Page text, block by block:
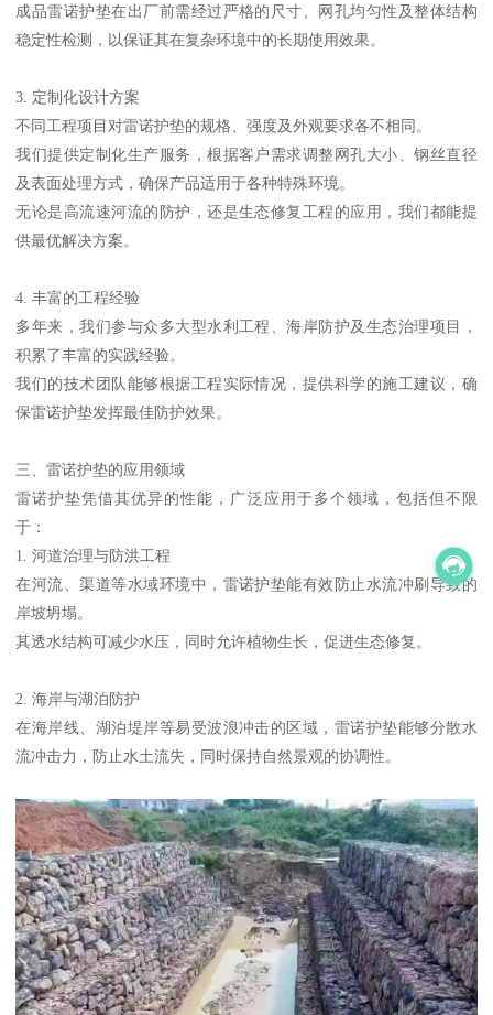
成品雷诺护垫在出厂前需经过严格的尺寸、网孔均匀性及整体结构
稳定性检测，以保证其在复杂环境中的长期使用效果。
3. 定制化设计方案
不同工程项目对雷诺护垫的规格、强度及外观要求各不相同。
我们提供定制化生产服务，根据客户需求调整网孔大小、钢丝直径
及表面处理方式，确保产品适用于各种特殊环境。
无论是高流速河流的防护，还是生态修复工程的应用，我们都能提
供最优解决方案。
4. 丰富的工程经验
多年来，我们参与众多大型水利工程、海岸防护及生态治理项目，
积累了丰富的实践经验。
我们的技术团队能够根据工程实际情况，提供科学的施工建议，确
保雷诺护垫发挥最佳防护效果。
三、雷诺护垫的应用领域
雷诺护垫凭借其优异的性能，广泛应用于多个领域，包括但不限
于：
1. 河道治理与防洪工程
在河流、渠道等水域环境中，雷诺护垫能有效防止水流冲刷导致的
岸坡坍塌。
其透水结构可减少水压，同时允许植物生长，促进生态修复。
2. 海岸与湖泊防护
在海岸线、湖泊堤岸等易受波浪冲击的区域，雷诺护垫能够分散水
流冲击力，防止水土流失，同时保持自然景观的协调性。